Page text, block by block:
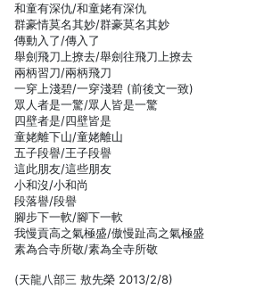
和童有深仇/和童姥有深仇
群豪情莫名其妙/群豪莫名其妙
傳動入了/傳入了
舉劍飛刀上撩去/舉劍往飛刀上撩去
兩柄習刀/兩柄飛刀
一穿上淺碧/一穿淺碧 (前後文一致)
眾人者是一驚/眾人皆是一驚
四壁者是/四壁皆是
童姥離下山/童姥離山
五子段譽/王子段譽
這此朋友/這些朋友
小和沒/小和尚
段落譽/段譽
腳步下一軟/腳下一軟
我慢貢高之氣極盛/傲慢趾高之氣極盛
素為合寺所敬/素為全寺所敬
(天龍八部三 敖先榮 2013/2/8)